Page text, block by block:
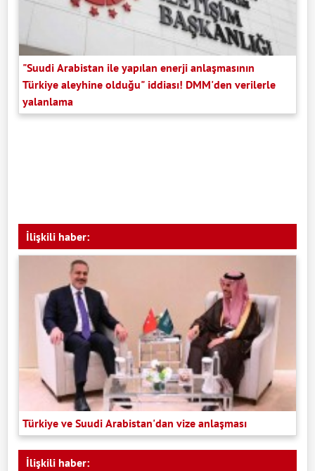
"Suudi Arabistan ile yapılan enerji anlaşmasının
Türkiye aleyhine olduğu" iddiası! DMM'den verilerle
yalanlama
İlişkili haber:
Türkiye ve Suudi Arabistan'dan vize anlaşması
İlişkili haber: